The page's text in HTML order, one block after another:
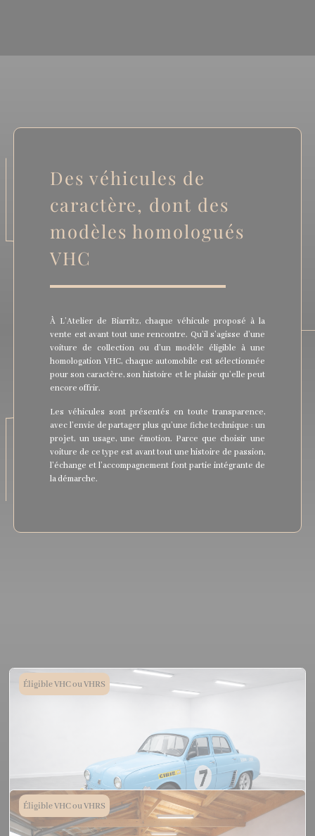
Des véhicules de
caractère, dont des
modèles homologués
VHC
À L’Atelier de Biarritz, chaque véhicule proposé à la
vente est avant tout une rencontre. Qu’il s’agisse d’une
voiture de collection ou d’un modèle éligible à une
homologation VHC, chaque automobile est sélectionnée
pour son caractère, son histoire et le plaisir qu’elle peut
encore offrir.
Les véhicules sont présentés en toute transparence,
avec l’envie de partager plus qu’une fiche technique : un
projet, un usage, une émotion. Parce que choisir une
voiture de ce type est avant tout une histoire de passion,
l’échange et l’accompagnement font partie intégrante de
la démarche.
Éligible VHC ou VHRS
Éligible VHC ou VHRS